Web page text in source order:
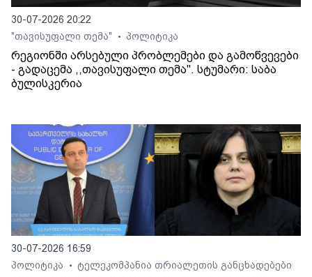
30-07-2026 20:22
"თავისუფალი თემა"
• პოლიტიკა
რეგიონში არსებული პრობლემები და გამოწვევები
- გადაცემა ,,თავისუფალი თემა". სტუმარი: საბა
ბულისკერია
30-07-2026 16:59
პოლიტიკა
• ტელეკომპანია თრიალეთის განცხადებები